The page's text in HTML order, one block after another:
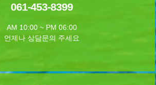
061-453-8399
AM 10:00 ~ PM 06:00
언제나 상담문의 주세요